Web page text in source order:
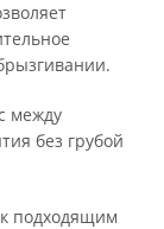
между
без грубой
подходящим